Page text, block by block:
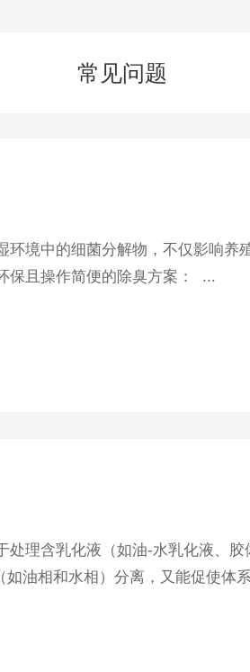
常见问题
境中的细菌分解物，不仅影响养
保且操作简便的除臭方案： ...
理含乳化液（如油-水乳化液、胶
油相和水相）分离，又能促使体